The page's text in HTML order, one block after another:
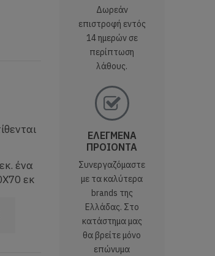
ένα
εκ
Δωρεάν
επιστροφή εντός
14 ημερών σε
περίπτωση
λάθους.
ΕΛΕΓΜΕΝΑ
ΠΡΟΙΟΝΤΑ
Συνεργαζόμαστε
με τα καλύτερα
brands της
Ελλάδας. Στο
κατάστημα μας
θα βρείτε μόνο
επώνυμα